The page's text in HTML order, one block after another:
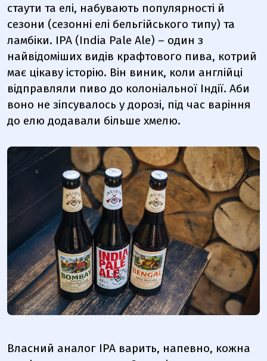
стаути та елі, набувають популярності й
сезони (сезонні елі бельгійського типу) та
ламбіки. IPA (India Pale Ale) – один з
найвідоміших видів крафтового пива, котрий
має цікаву історію. Він виник, коли англійці
відправляли пиво до колоніальної Індії. Аби
воно не зіпсувалось у дорозі, під час варіння
до елю додавали більше хмелю.
Власний аналог IPA варить, напевно, кожна